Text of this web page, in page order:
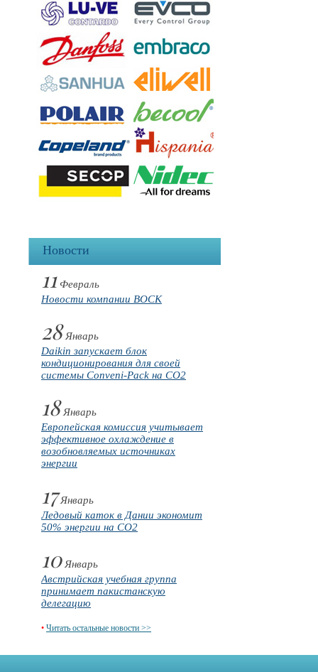
Новости
11 Февраль
Новости компании BOCK
28Январь
Daikin запускает блок
кондиционирования для своей
системы Conveni-Pack на CO2
18Январь
Европейская комиссия учитывает
эффективное охлаждение в
возобновляемых источниках
энергии
17Январь
Ледовый каток в Дании экономит
50% энергии на CO2
10Январь
Австрийская учебная группа
принимает пакистанскую
делегацию
• Читать остальные новости >>